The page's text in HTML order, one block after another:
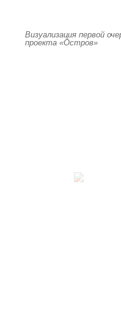
Визуализация первой
проекта «Остров»